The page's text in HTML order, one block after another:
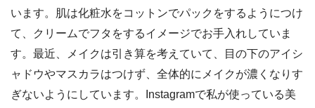
います。肌は化粧水をコットンでパックをするようにつけ
て、クリームでフタをするイメージでお手入れしていま
す。最近、メイクは引き算を考えていて、目の下のアイシ
ャドウやマスカラはつけず、全体的にメイクが濃くなりす
ぎないようにしています。Instagramで私が使っている美